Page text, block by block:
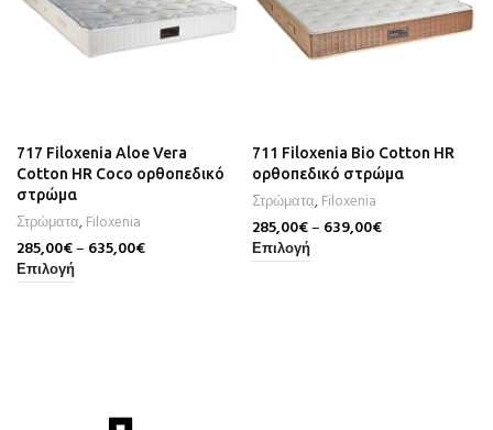
717 Filoxenia Aloe Vera
Cotton HR Coco ορθοπεδικό
στρώμα
Στρώματα,Filoxenia
285,00€– 635,00€
Επιλογή
711 Filoxenia Bio Cotton HR
ορθοπεδικό στρώμα
Στρώματα,Filoxenia
285,00€– 639,00€
Επιλογή